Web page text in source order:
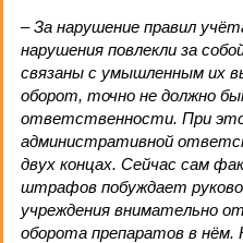
– За нарушение правил
нарушения повлекли за
связаны с умышленным их
оборот, точно не должно
ответственности. При
административной
двух концах. Сейчас сам
штрафов побуждает
учреждения внимательно
оборота препаратов в нём.